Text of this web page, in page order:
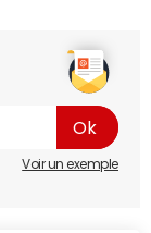
Voir un exemple